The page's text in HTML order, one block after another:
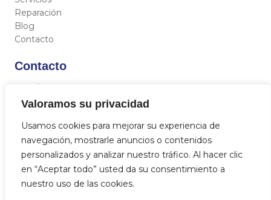
Valoramos su privacidad
Usamos cookies para mejorar su experiencia de
navegación, mostrarle anuncios o contenidos
personalizados y analizar nuestro tráfico. Al hacer clic
en “Aceptar todo” usted da su consentimiento a
nuestro uso de las cookies.
Reparación
Blog
Contacto
Contacto
C/ Miguel Hernández 12, 46717 - La Font d’En Carròs
(Valencia)
684 712 329
info@aquasat.es